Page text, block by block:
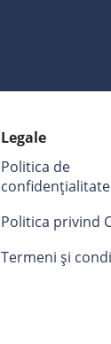
Legale
Politica de
confidențialitate
Politica privind
Termeni și